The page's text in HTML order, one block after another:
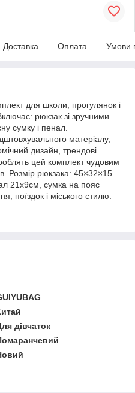
Доставка Оплата Умови
для школи, прогулянок і
рюкзак зі зручними
сумку і пенал.
матеріалу,
дизайн, трендові
цей комплект чудовим
Розмір рюкзака: 45×32×15
21х9см, сумка на пояс
поїздок і міського стилю.
дівчаток